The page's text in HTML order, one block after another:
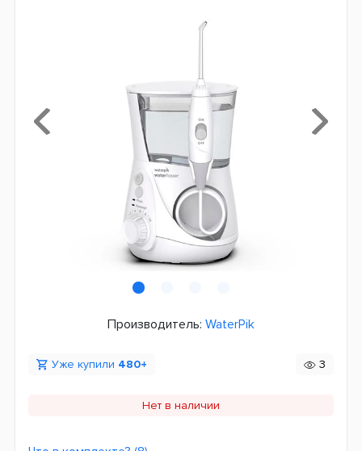
Производитель: WaterPik
Уже купили 480+ 3
Нет в наличии